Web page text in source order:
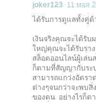
joker123 11 мая
ได้รับการดูแลทั้งคู่ด้
เงินจริงคุณจะได้รั
ใหญ่คุณจะได้รับราง
สล็อตออนไลน์ผู้เล่
ก็ตามที่สัญญากับร
สามารถแกว่งอัตร
ต่างๆจนกว่าจะพบ
ของตน อย่างไรก็ต